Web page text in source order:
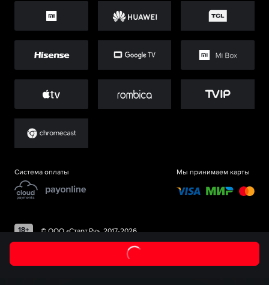
Система оплаты Мы принимаем карты
©ООО «Старт.Ру», 2017-2026